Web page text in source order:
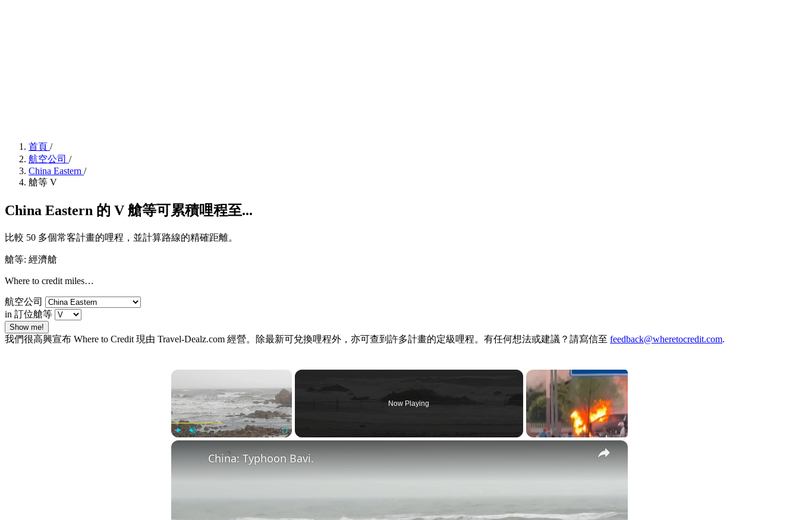
首頁 /
航空公司 /
China Eastern /
艙等 V
China Eastern 的 V 艙等可累積哩程至...
比較 50 多個常客計畫的哩程，並計算路線的精確距離。
艙等: 經濟艙
Where to credit miles…
航空公司
in 訂位艙等
Show me!
我們很高興宣布 Where to Credit 現由 Travel-Dealz.com 經營。除最新可兌換哩程外，亦可查到許多計畫的定級哩程。有任何想法或建議？請寫信至 feedback@wheretocredit.com.
Now Playing
×
China: Typhoon Bavi.